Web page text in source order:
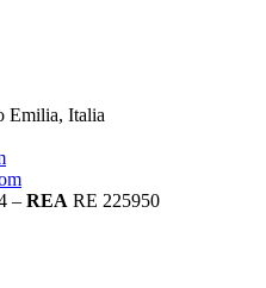
Emilia, Italia
– REA RE 225950